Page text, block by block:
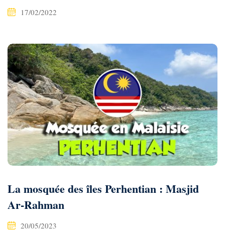
17/02/2022
La mosquée des îles Perhentian : Masjid
Ar-Rahman
20/05/2023